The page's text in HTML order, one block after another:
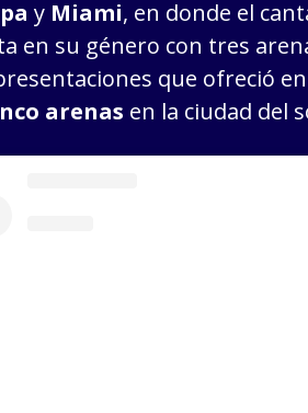
y Miami, en donde el
en su género con tres
que ofreció
arenas en la ciudad del